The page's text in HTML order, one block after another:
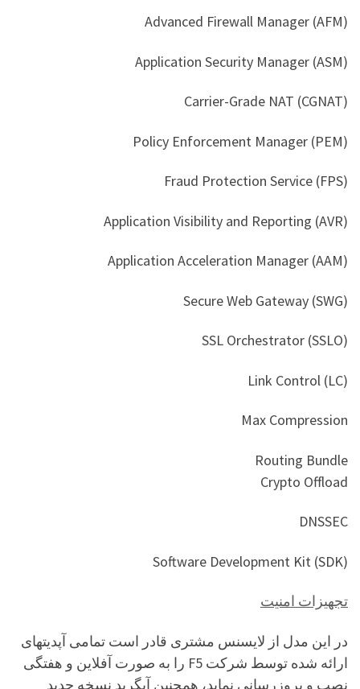
Advanced Firewall Manager (AFM)
Application Security Manager (ASM)
Carrier-Grade NAT (CGNAT)
Policy Enforcement Manager (PEM)
Fraud Protection Service (FPS)
Application Visibility and Reporting (AVR)
Application Acceleration Manager (AAM)
Secure Web Gateway (SWG)
SSL Orchestrator (SSLO)
Link Control (LC)
Max Compression
Routing Bundle
Crypto Offload
DNSSEC
Software Development Kit (SDK)
تجهیزات امنیت
در این مدل از لایسنس مشتری قادر است تمامی آپدیتهای
ارائه شده توسط شرکت F5 را به صورت آفلاین و هفتگی
نصب و بروزرسانی نماید، همچنین آپگرید نسخه جدید